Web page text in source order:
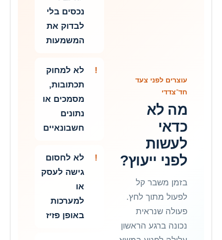
עוצרים לפני צעד
חד־צדדי
מה לא
כדאי
לעשות
לפני ייעוץ?
בזמן משבר קל
לפעול מתוך לחץ.
פעולה שנראית
נכונה ברגע הראשון
נכסים בלי
לבדוק את
המשמעות
לא למחוק
תכתובות,
מסמכים או
נתונים
חשבונאיים
לא לחסום
גישה לעסק
או
למערכות
באופן פזיז